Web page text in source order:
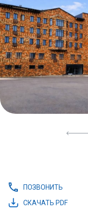
ПОЗВОНИТЬ
СКАЧАТЬ PDF